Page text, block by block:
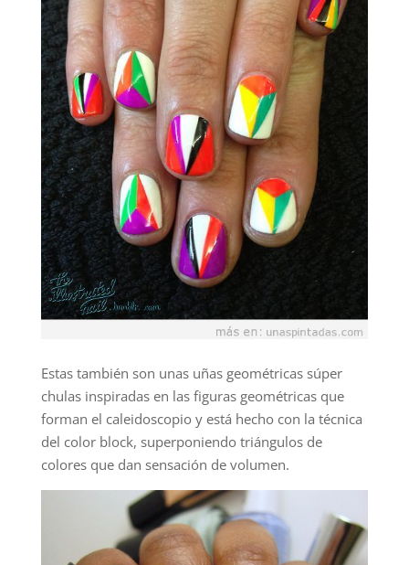
Estas también son unas uñas geométricas súper
chulas inspiradas en las figuras geométricas que
forman el caleidoscopio y está hecho con la técnica
del color block, superponiendo triángulos de
colores que dan sensación de volumen.